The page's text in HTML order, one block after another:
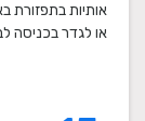
אותיות בתפזורת
או לגדר בכניסה